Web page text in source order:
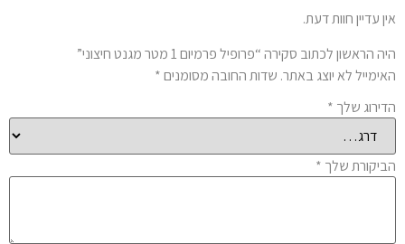
עדיין חוות דעת.
הראשון לכתוב סקירה “פרופיל פרמיום 1 מטר מגנט חיצוני”
לא יוצג באתר.שדות החובה מסומנים*
שלך*
שלך*